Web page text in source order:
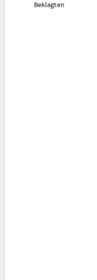
Beklagten